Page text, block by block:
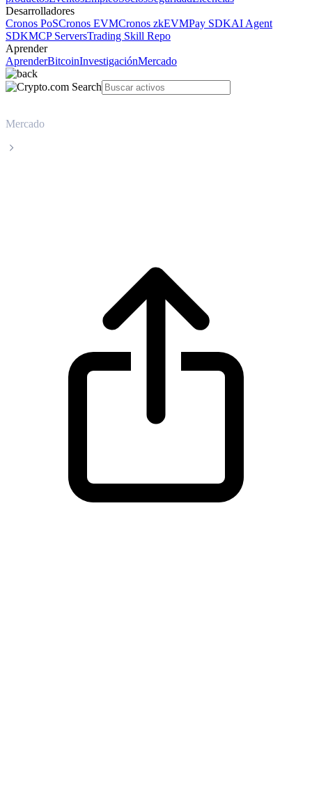
Desarrolladores
Cronos PoSCronos EVMCronos zkEVMPay SDKAI Agent
SDKMCP ServersTrading Skill Repo
Aprender
AprenderBitcoinInvestigaciónMercado
Mercado